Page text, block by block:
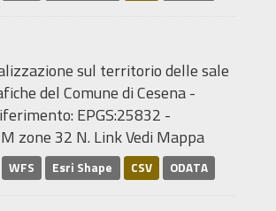
sul territorio delle sale
del Comune di Cesena -
EPGS:25832 -
zone 32 N. Link Vedi Mappa
WFS Esri Shape CSV ODATA